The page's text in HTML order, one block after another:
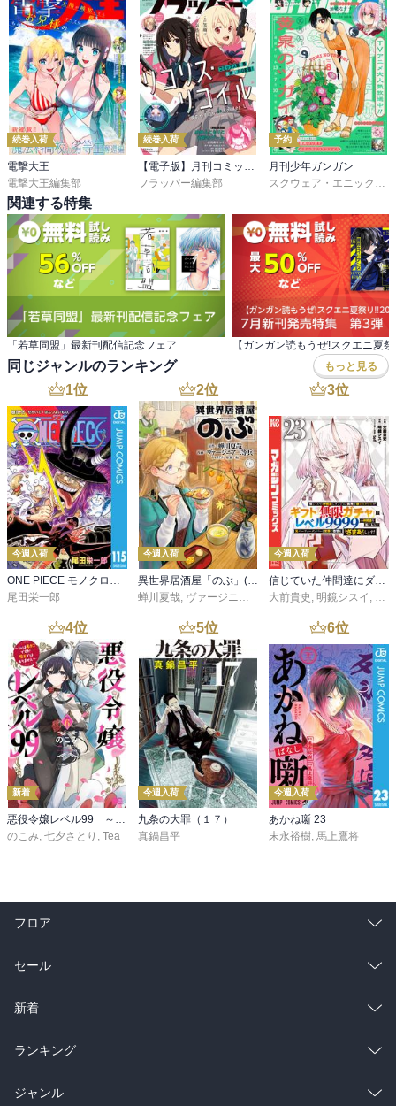
続巻入荷
電撃大王
電撃大王編集部
続巻入荷
【電子版】月刊コミックフラッパー
フラッパー編集部
予約
月刊少年ガンガン
スクウェア・エニックス
関連する特集
「若草同盟」最新刊配信記念フェア
同じジャンルのランキング もっと見る
1位
今週入荷
ONE PIECE モノクロ版 115
尾田栄一郎
2位
今週入荷
異世界居酒屋「のぶ」(22)
蝉川夏哉, ヴァージニア二等兵 ,転
3位
今週入荷
信じていた仲間達にダンジョン奥地で殺されかけたがギフト『無限ガチャ』でレベル９９９９の仲間達を手に入れて元パーティーメンバーと世界に復讐＆『ざまぁ！』します！（２３）
大前貴史 , 明鏡シスイ , ｔ
4位
新着
のこみ 七夕さとり Tea
5位
今週入荷
九条の大罪（１７）
真鍋昌平
6位
今週入荷
あかね噺 23
末永裕樹 馬上鷹将
フロア
総合
ラノベ
雑誌・グラビア
BL・TL
セール
総合
ラノベ
雑誌・グラビア
新着
総合
ラノベ
ランキング
総合
ジャンル